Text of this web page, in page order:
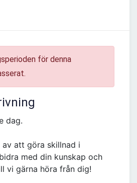
för denna
dag.
att göra skillnad i
med din kunskap och
vi gärna höra från dig!